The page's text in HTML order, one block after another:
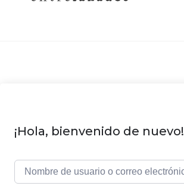
¡Hola, bienvenido de nuevo!